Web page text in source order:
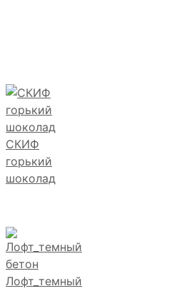
СКИФ
горький
шоколад
Лофт_темный